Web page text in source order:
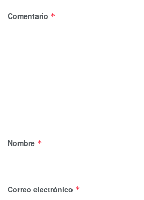
Comentario *
Nombre *
Correo electrónico *